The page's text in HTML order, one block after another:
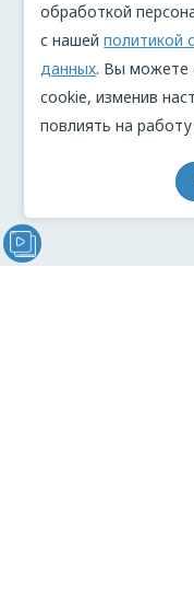
обработкой
с нашейполитикой
данных. Вы можете
cookie, изменив
повлиять на